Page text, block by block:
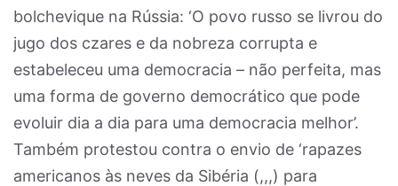
bolchevique na Rússia: ‘O povo russo se livrou do
jugo dos czares e da nobreza corrupta e
estabeleceu uma democracia – não perfeita, mas
uma forma de governo democrático que pode
evoluir dia a dia para uma democracia melhor’.
Também protestou contra o envio de ‘rapazes
americanos às neves da Sibéria (,,,) para